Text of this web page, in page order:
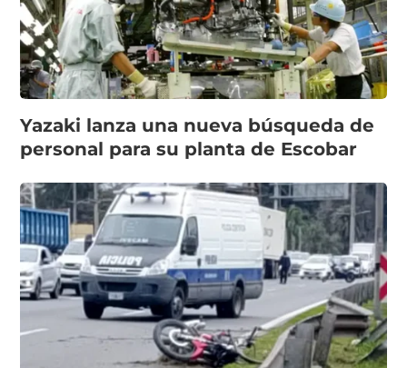
Yazaki lanza una nueva búsqueda de
personal para su planta de Escobar